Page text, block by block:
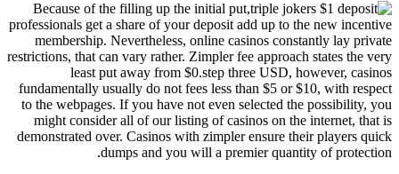
Because of the filling up the initial put,
professionals get a share of your deposit add up to the new incentive
membership. Nevertheless, online casinos constantly lay private
restrictions, that can vary rather. Zimpler fee approach states the very
least put away from $0.step three USD, however, casinos
fundamentally usually do not fees less than $5 or $10, with respect
to the webpages. If you have not even selected the possibility, you
might consider all of our listing of casinos on the internet, that is
demonstrated over. Casinos with zimpler ensure their players quick
dumps and you will a premier quantity of protection.